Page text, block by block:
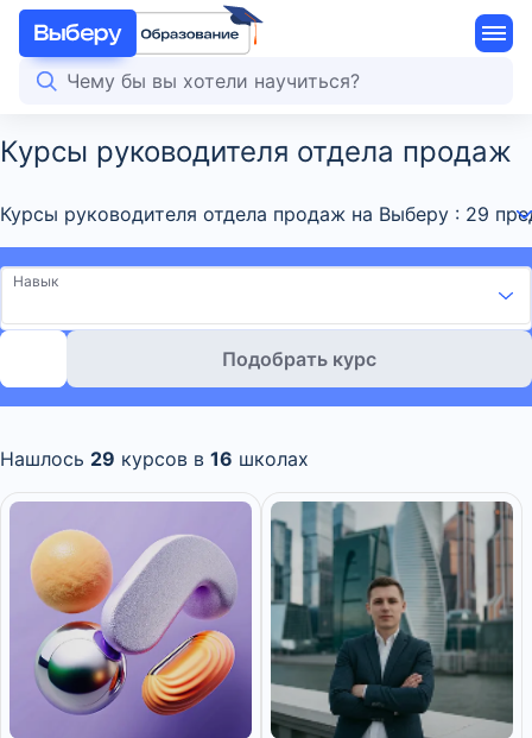
Курсы руководителя отдела продаж
Курсы руководителя отдела продаж на Выберу : 29
Навык
Подобрать курс
Нашлось 29 курсов в 16 школах